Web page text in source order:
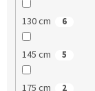
130 cm 6
145 cm 5
175 cm 2